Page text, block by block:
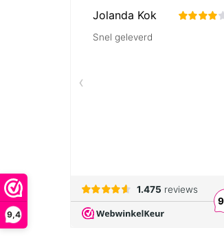
9,4